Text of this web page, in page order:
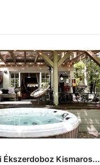
Ékszerdoboz Kismaros...